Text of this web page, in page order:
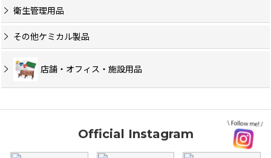
衛生管理用品
その他ケミカル製品
店舗・オフィス・施設用品
Official Instagram